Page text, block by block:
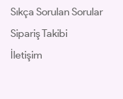
Sıkça Sorulan Sorular
Sipariş Takibi
İletişim